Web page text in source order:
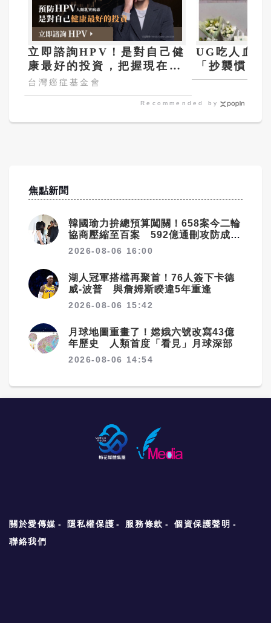
立即諮詢HPV！是對自己健
康最好的投資，把握現在不
嫌晚！
台灣癌症基金會
UG吃人血饅
「抄襲慣犯
闆拔扈」黑
Recommended by
焦點新聞
韓國瑜力拚總預算闖關！658案今二輪
協商壓縮至百案 592億通刪攻防成決
戰焦點
2026-08-06 16:00
湖人冠軍搭檔再聚首！76人簽下卡德
威-波普 與詹姆斯睽違5年重逢
2026-08-06 15:42
月球地圖重畫了！嫦娥六號改寫43億
年歷史 人類首度「看見」月球深部
2026-08-06 14:54
關於愛傳媒 隱私權保護 服務條款
個資保護聲明
聯絡我們